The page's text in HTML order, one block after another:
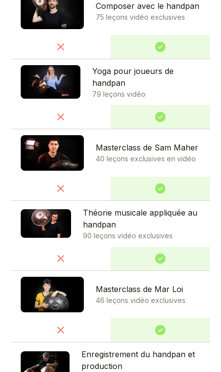
Composer avec le handpan
75 leçons vidéo exclusives
Yoga pour joueurs de
handpan
79 leçons vidéo
Masterclass de Sam Maher
40 leçons exclusives en vidéo
Théorie musicale appliquée au
handpan
90 leçons vidéo exclusives
Masterclass de Mar Loi
46 leçons vidéo exclusives
Enregistrement du handpan et
production